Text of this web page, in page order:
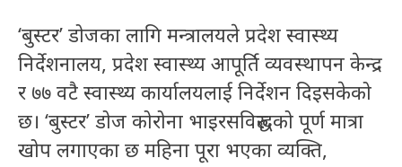
‘बुस्टर’ डोजका लागि मन्त्रालयले प्रदेश स्वास्थ्य
निर्देशनालय, प्रदेश स्वास्थ्य आपूर्ति व्यवस्थापन केन्द्र
र ७७ वटै स्वास्थ्य कार्यालयलाई निर्देशन दिइसकेको
छ। ‘बुस्टर’ डोज कोरोना भाइरसविरुद्धको पूर्ण मात्रा
खोप लगाएका छ महिना पूरा भएका व्यक्ति,